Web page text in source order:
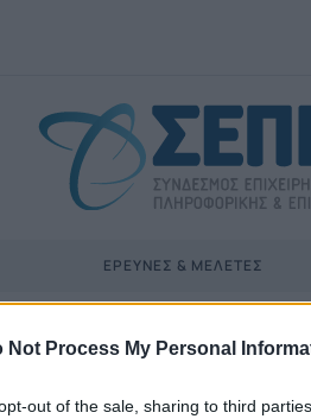
Not Process My Personal
out of the sale, sharing to third
ΈΡΕΥΝΕΣ & ΜΕΛΈΤΕΣ